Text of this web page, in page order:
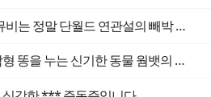
[이슈점검] 뉴진스 OMG 뮤비는 정말 단월드 연관설의 빼박 증거일까
[훗] "이게 똥이라고?" 사각형 똥을 누는 신기한 동물 웜뱃의 비밀